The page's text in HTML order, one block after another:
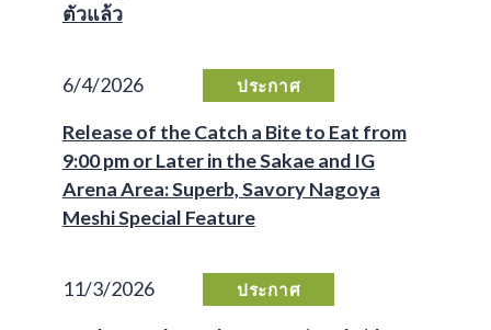
ตัวแล้ว
6/4/2026 ประกาศ
Release of the Catch a Bite to Eat from
9:00 pm or Later in the Sakae and IG
Arena Area: Superb, Savory Nagoya
Meshi Special Feature
11/3/2026 ประกาศ